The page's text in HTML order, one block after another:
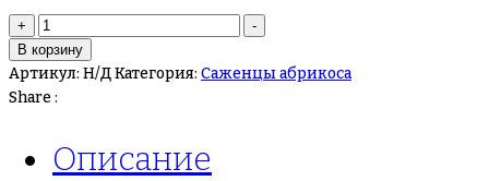
+
Количество
товара
Абрикос
Фаворит
-
В корзину
Артикул: Н/ДКатегория: Саженцы абрикоса
Share :
Описание